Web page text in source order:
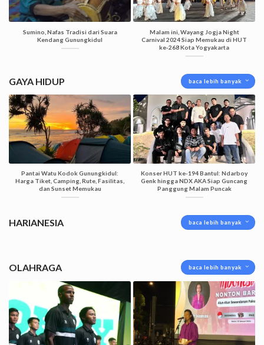
Sumino, Nafas Tradisi dari Suara
Kendang Gunungkidul
Malam ini, Wayang Jogja Night
Carnival 2024 Siap Memukau di HUT
ke-268 Kota Yogyakarta
GAYA HIDUP baca lebih banyak
Pantai Watu Kodok Gunungkidul:
Harga Tiket, Camping, Rute, Fasilitas,
dan Sunset Memukau
Konser HUT ke-194 Bantul: Ndarboy
Genk hingga NDX AKA Siap Guncang
Panggung Malam Puncak
HARIANESIA baca lebih banyak
OLAHRAGA baca lebih banyak